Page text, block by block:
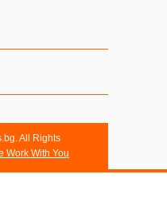
All Rights
Work With You